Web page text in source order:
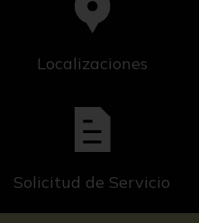
Localizaciones
Solicitud de Servicio